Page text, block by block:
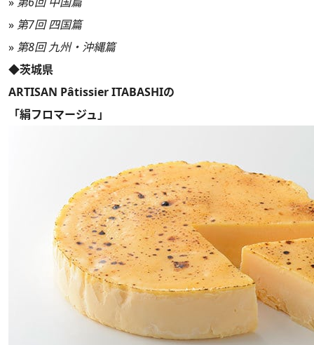
» 第7回 四国篇
» 第8回 九州・沖縄篇
◆茨城県
ARTISAN Pâtissier ITABASHIの
「絹フロマージュ」